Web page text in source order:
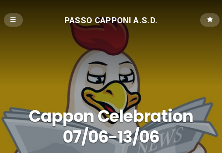
PASSO CAPPONI A.S.D.
Cappon Celebration
07/06-13/06